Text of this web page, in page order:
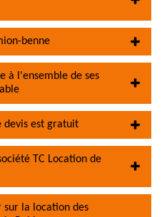
benne
à l'ensemble de ses
devis est gratuit
TC Location de
sur la location des